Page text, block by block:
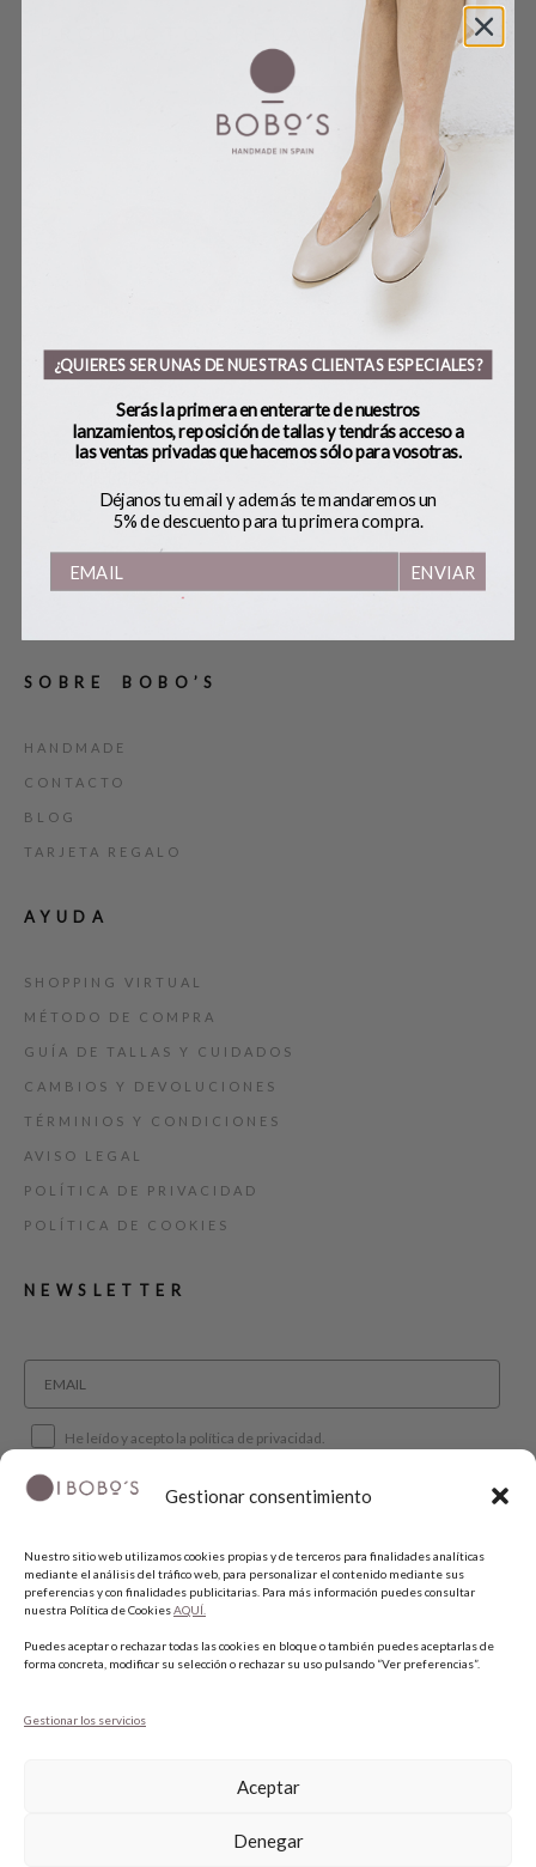
Gestionar consentimiento
Nuestro sitio web utilizamos cookies propias y de terceros para finalidades analíticas
mediante el análisis del tráfico web, para personalizar el contenido mediante sus
preferencias y con finalidades publicitarias. Para más información puedes consultar
nuestra Política de CookiesAQUÍ.
Puedes aceptar o rechazar todas las cookies en bloque o también puedes aceptarlas de
forma concreta, modificar su selección o rechazar su uso pulsando “Ver preferencias”.
Gestionar los servicios
Aceptar
Denegar
PRODUCTOS RELACIONADOS
BRAZALETE
PENDIENTES WHITE
18,00€
SOBRE BOBO’S
HANDMADE
CONTACTO
BLOG
TARJETA REGALO
AYUDA
SHOPPING VIRTUAL
MÉTODO DE COMPRA
GUÍA DE TALLAS Y CUIDADOS
CAMBIOS Y DEVOLUCIONES
TÉRMINIOS Y CONDICIONES
AVISO LEGAL
POLÍTICA DE PRIVACIDAD
POLÍTICA DE COOKIES
NEWSLETTER
He leído y acepto la política de privacidad.
SUSCRIBIRME
SÍGUENOS
INSTAGRAM
PINTEREST
¿QUIERES SER UNAS DE NUESTRAS CLIENTAS ESPECIALES?
Serás la primera en enterarte de nuestros
lanzamientos, reposición de tallas y tendrás acceso a
las ventas privadas que hacemos sólo para vosotras.
Déjanos tu email y además te mandaremos un
5% de descuento para tu primera compra.
ENVIAR